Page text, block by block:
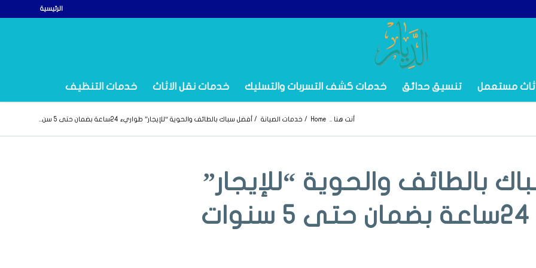
الرئيسية
اثاث مستعمل تنسيق حدائق خدمات كشف التسربات والتسليك خدمات نقل الاثاث خدمات التنظيف
أنت هنا .. Home
/ خدمات الصيانة / أفضل سباك بالطائف والحوية “للإيجار” طواريء 24ساعة بضمان حتى 5 سن...
بالطائف والحوية “للإيجار”